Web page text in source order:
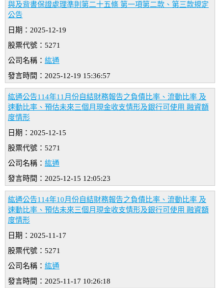
與及背書保證處理準則第二十五條 第一項第二款、第三款規定
公告
日期：2025-12-19
股票代號：5271
公司名稱： 紘通
發言時間：2025-12-19 15:36:57
紘通公告114年11月份自結財務報告之負債比率、流動比率 及
速動比率、預估未來三個月現金收支情形及銀行可使用 融資額
度情形
日期：2025-12-15
股票代號：5271
公司名稱： 紘通
發言時間：2025-12-15 12:05:23
紘通公告114年10月份自結財務報告之負債比率、流動比率 及
速動比率、預估未來三個月現金收支情形及銀行可使用 融資額
度情形
日期：2025-11-17
股票代號：5271
公司名稱： 紘通
發言時間：2025-11-17 10:26:18